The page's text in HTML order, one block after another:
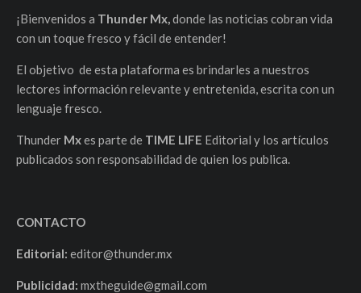
¡Bienvenidos a Thunder Mx,donde las noticias cobran vida
con un toque fresco y fácil de entender!
El objetivo de esta plataforma es brindarles a nuestros
lectores información relevante y entretenida, escrita con un
lenguaje fresco.
Thunder Mxes parte de TIME LIFE Editorial y los artículos
publicados son responsabilidad de quien los publica.
CONTACTO
Editorial: editor@thunder.mx
Publicidad: mxtheguide@gmail.com